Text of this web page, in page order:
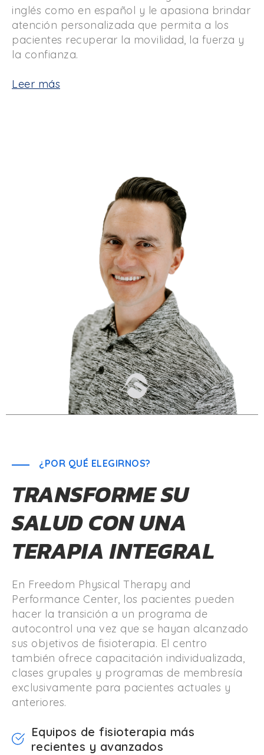
inglés como en español y le apasiona brindar
atención personalizada que permita a los
pacientes recuperar la movilidad, la fuerza y ​​
la confianza.
Leer más
¿POR QUÉ ELEGIRNOS?
TRANSFORME SU
SALUD CON UNA
TERAPIA INTEGRAL
En Freedom Physical Therapy and
Performance Center, los pacientes pueden
hacer la transición a un programa de
autocontrol una vez que se hayan alcanzado
sus objetivos de fisioterapia. El centro
también ofrece capacitación individualizada,
clases grupales y programas de membresía
exclusivamente para pacientes actuales y
anteriores.
Equipos de fisioterapia más
recientes y avanzados